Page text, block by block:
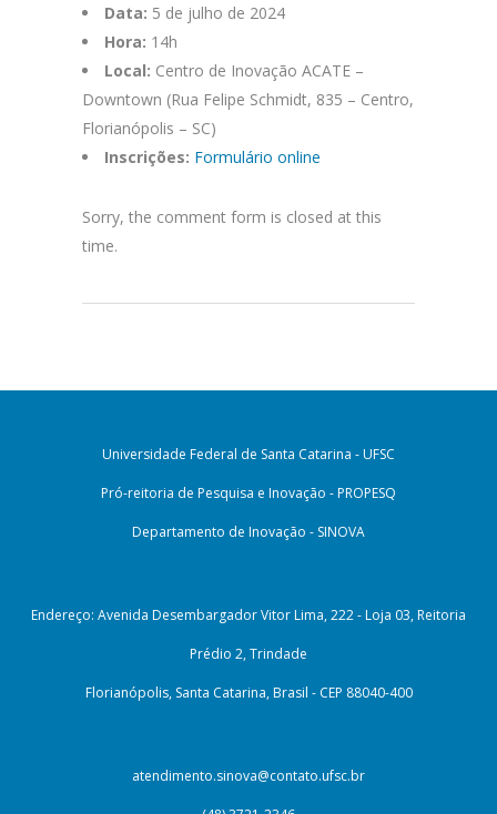
Data: 5 de julho de 2024
Hora: 14h
Local: Centro de Inovação ACATE –
Downtown (Rua Felipe Schmidt, 835 – Centro,
Florianópolis – SC)
Inscrições: Formulário online
Sorry, the comment form is closed at this
time.
Universidade Federal de Santa Catarina - UFSC
Pró-reitoria de Pesquisa e Inovação - PROPESQ
Departamento de Inovação - SINOVA
Endereço: Avenida Desembargador Vitor Lima, 222 - Loja 03, Reitoria
Prédio 2, Trindade
Florianópolis, Santa Catarina, Brasil - CEP 88040-400
atendimento.sinova@contato.ufsc.br